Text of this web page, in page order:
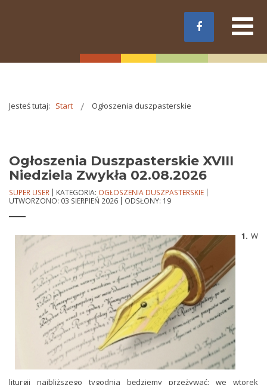
Jesteś tutaj: Start Ogłoszenia duszpasterskie
Ogłoszenia Duszpasterskie XVIII
Niedziela Zwykła 02.08.2026
SUPER USER KATEGORIA: OGŁOSZENIA DUSZPASTERSKIE
UTWORZONO: 03 SIERPIEŃ 2026
ODSŁONY: 19
1. W
liturgii najbliższego tygodnia będziemy przeżywać: we wtorek